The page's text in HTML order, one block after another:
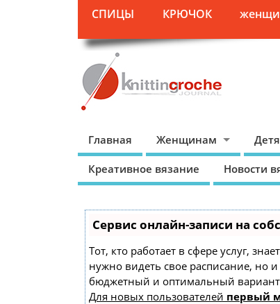
СПИЦЫ КРЮЧОК
Главная Женщинам
Креативное вязание Новости
Сервис онлайн-записи на
Тот, кто работает в сфере услуг,
нужно видеть свое расписание, но
бюджетный и оптимальный
Для новых пользователей первый